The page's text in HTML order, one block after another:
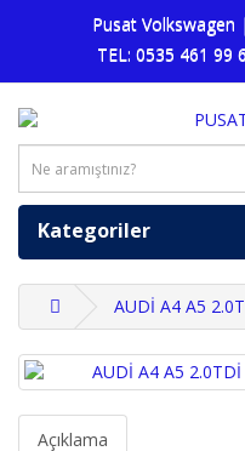
Pusat Volkswagen
TEL: 0535 461 99
Kategoriler
AUDİ A4 A5
Açıklama